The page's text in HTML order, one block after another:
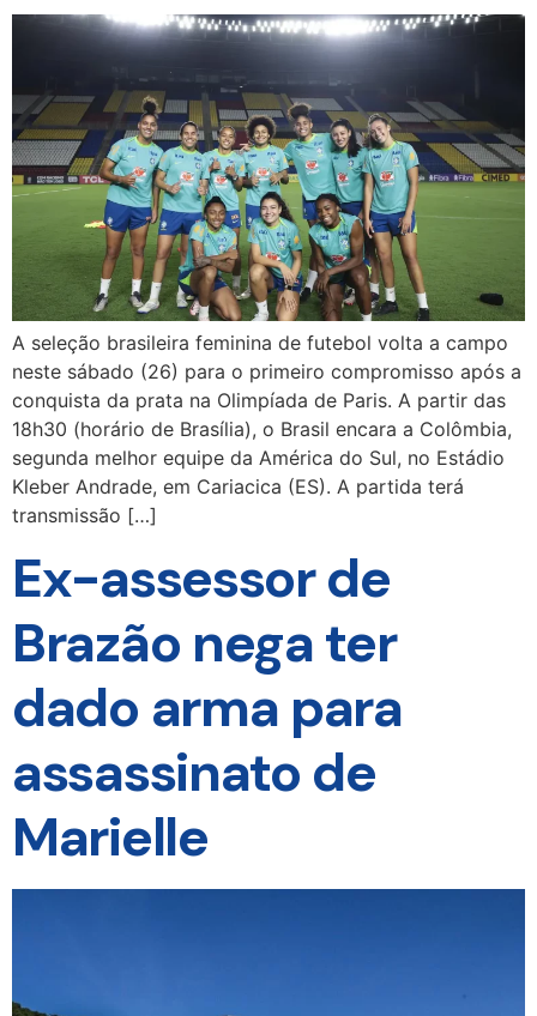
A seleção brasileira feminina de futebol volta a campo
neste sábado (26) para o primeiro compromisso após a
conquista da prata na Olimpíada de Paris. A partir das
18h30 (horário de Brasília), o Brasil encara a Colômbia,
segunda melhor equipe da América do Sul, no Estádio
Kleber Andrade, em Cariacica (ES). A partida terá
transmissão […]
Ex-assessor de
Brazão nega ter
dado arma para
assassinato de
Marielle